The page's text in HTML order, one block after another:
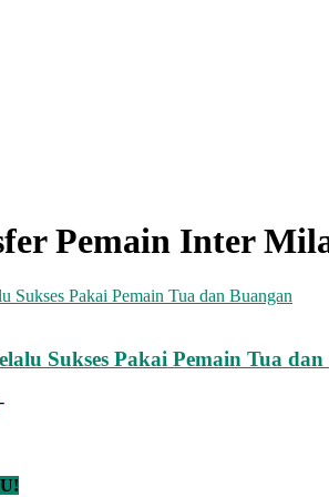
Pemain Inter
Sukses Pakai Pemain Tua
-